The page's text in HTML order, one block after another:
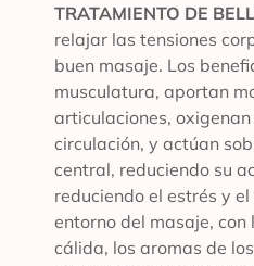
TRATAMIENTO DE
relajar las tensiones
buen masaje. Los
musculatura, aportan
articulaciones,
circulación, y actúan
central, reduciendo su
reduciendo el estrés y
entorno del masaje,
cálida, los aromas de